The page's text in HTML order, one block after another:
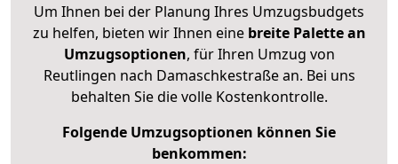
Um Ihnen bei der Planung Ihres Umzugsbudgets
zu helfen, bieten wir Ihnen eine breite Palette an
Umzugsoptionen, für Ihren Umzug von
Reutlingen nach Damaschkestraße an. Bei uns
behalten Sie die volle Kostenkontrolle.
Folgende Umzugsoptionen können Sie
benkommen: